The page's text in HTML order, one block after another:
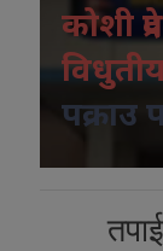
कोशी
पक्राउ